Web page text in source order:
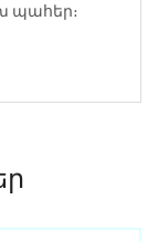
պահեր։